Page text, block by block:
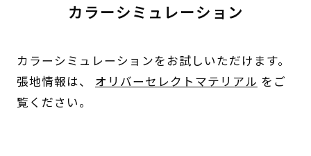
カラーシミュレーション
カラーシミュレーションをお試しいただけます。
張地情報は、 オリバーセレクトマテリアル をご
覧ください。